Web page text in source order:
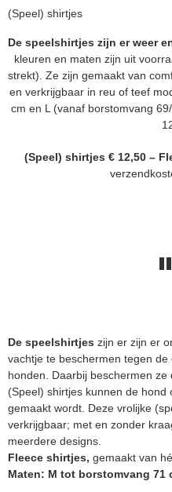
(Speel) shirtjes
De speelshirtjes zijn er weer
kleuren en maten zijn uit
strekt). Ze zijn gemaakt van
en verkrijgbaar in reu of teef
cm en L (vanaf borstomvang
(Speel) shirtjes € 12,50 –
De speelshirtjes zijn er zijn er
vachtje te beschermen tegen
honden. Daarbij beschermen
(Speel) shirtjes kunnen de
gemaakt wordt. Deze vrolijke
verkrijgbaar; met en zonder
meerdere designs.
Fleece shirtjes, gemaakt van
Maten: M tot borstomvang 71